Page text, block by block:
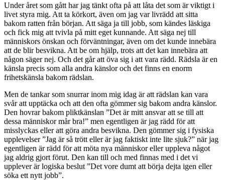
Under året som gått har jag tänkt ofta på att låta det som är viktigt i
livet styra mig. Att ta körkort, även om jag var livrädd att sitta
bakom ratten från början. Att säga ja till jobb, som kändes läskiga
och fick mig att tvivla på mitt eget kunnande. Att säga nej till
människors önskan och förväntningar, även om det kunde innebära
att de blir besvikna. Att be om hjälp, trots att det kan innebära att
någon säger nej. Och det går att öva sig i att vara rädd. Rädsla är en
känsla precis som alla andra känslor och det finns en enorm
frihetskänsla bakom rädslan.
Men de tankar som snurrar inom mig idag är att rädslan kan vara
svår att upptäcka och att den ofta gömmer sig bakom andra känslor.
Den hovrar bakom pliktkänslan ”Det är mitt ansvar att se till att
dessa människor mår bra!” men egentligen är jag rädd för att
misslyckas eller att göra andra besvikna. Den gömmer sig i fysiska
upplevelser ”Jag är så trött eller är jag faktiskt inte lite sjuk?” när jag
egentligen är rädd för att möta nya människor eller uppleva något
jag aldrig gjort förut. Den kan till och med finnas med i det vi
upplever är logiska beslut ”Det vore dumt att börja dejta igen eller
söka ett nytt jobb”.